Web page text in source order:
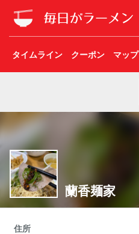
タイムライン クーポン マップ
蘭香麺家
住所